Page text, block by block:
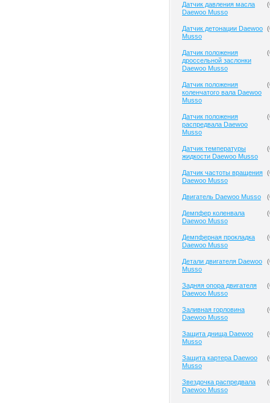
Датчик давления масла
Daewoo Musso
(
Датчик детонации Daewoo
Musso
(
Датчик положения
дроссельной заслонки
Daewoo Musso
(
Датчик положения
коленчатого вала Daewoo
Musso
(
Датчик положения
распредвала Daewoo
Musso
(
Датчик температуры
жидкости Daewoo Musso
(
Датчик частоты вращения
Daewoo Musso
(
Двигатель Daewoo Musso (
Демпфер коленвала
Daewoo Musso
(
Демпферная прокладка
Daewoo Musso
(
Детали двигателя Daewoo
Musso
(
Задняя опора двигателя
Daewoo Musso
(
Заливная горловина
Daewoo Musso
(
Защита днища Daewoo
Musso
(
Защита картера Daewoo
Musso
(
Звездочка распредвала
Daewoo Musso
(